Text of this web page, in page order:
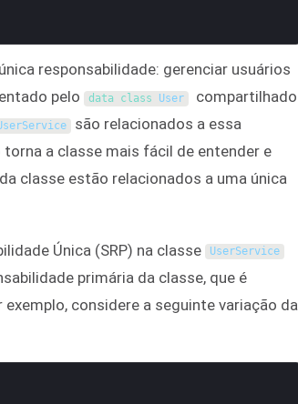
responsabilidade: gerenciar usuários
pelo data class User compartilhado
são relacionados a essa
a classe mais fácil de entender e
classe estão relacionados a uma única
Única (SRP) na classe UserService
primária da classe, que é
considere a seguinte variação da